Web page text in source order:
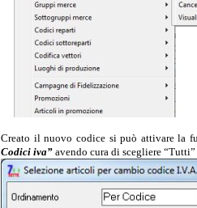
Creato il nuovo codice si può attivare la
Codici iva” avendo cura di scegliere